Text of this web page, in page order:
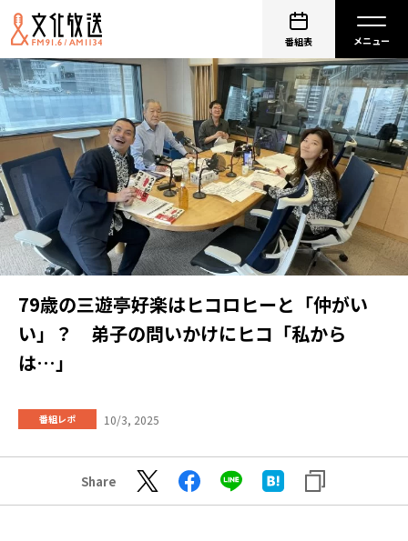
番組表
79歳の三遊亭好楽はヒコロヒーと「仲がい
い」？ 弟子の問いかけにヒコ「私から
は…」
番組レポ 10/3, 2025
Share